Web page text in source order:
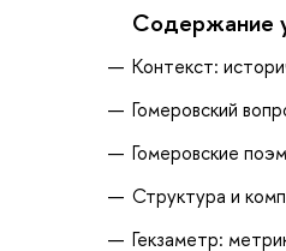
Содержание
Контекст:
Гомеровский
Гомеровские
Структура и
Гекзаметр: